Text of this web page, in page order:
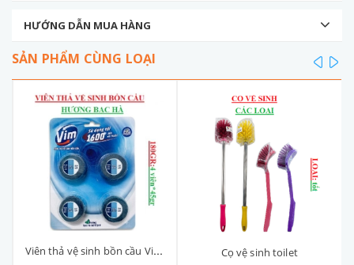
HƯỚNG DẪN MUA HÀNG
SẢN PHẨM CÙNG LOẠI
Viên thả vệ sinh bồn cầu Vim vỉ 4 viên Cọ vệ sinh toilet
prev